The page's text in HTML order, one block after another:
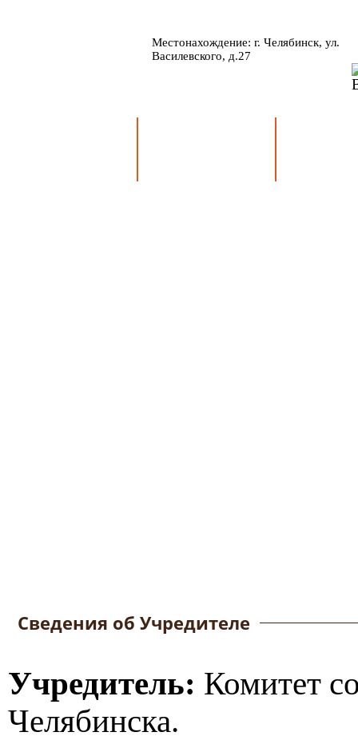
Местонахождение: г. Челябинск, ул.
Василевского, д.27
Сведения об Учредителе
Учредитель: Комитет
Челябинска.